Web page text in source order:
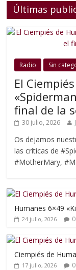
Últimas
Radio Sin
El
final de la
30 julio, 2026
Os dejamos
las críticas de
#MotherMary,
Humanes 6×49
24 julio, 2026 0
Ciempiés de
17 julio, 2026 0